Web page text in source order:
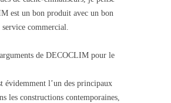
est un bon produit avec un bon
commercial.
de DECOCLIM pour le
évidemment l’un des principaux
les constructions contemporaines,